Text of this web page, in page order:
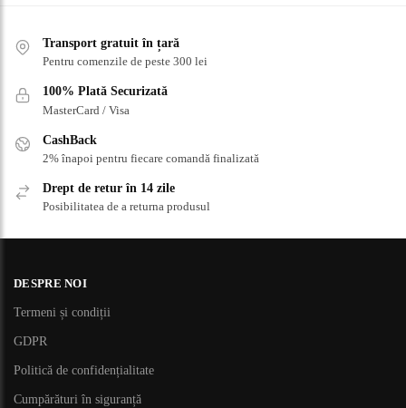
Transport gratuit în țară
Pentru comenzile de peste 300 lei
100% Plată Securizată
MasterCard / Visa
CashBack
2% înapoi pentru fiecare comandă finalizată
Drept de retur în 14 zile
Posibilitatea de a returna produsul
DESPRE NOI
Termeni și condiții
GDPR
Politică de confidențialitate
Cumpărături în siguranță